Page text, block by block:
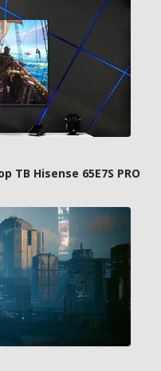
ТВ Hisense 65E7S PRO